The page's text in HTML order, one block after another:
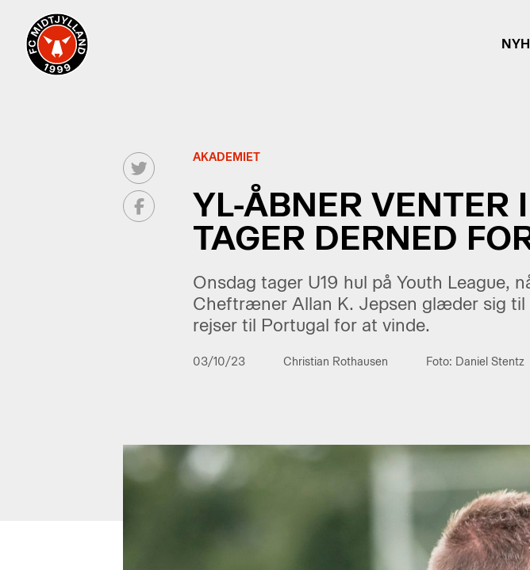
AKADEMIET
YL-ÅBNER VENTER
TAGER DERNED
Onsdag tager U19 hul på Youth League,
Cheftræner Allan K. Jepsen glæder sig
rejser til Portugal for at vinde.
03/10/23 Christian Rothausen Foto: Daniel Stentz